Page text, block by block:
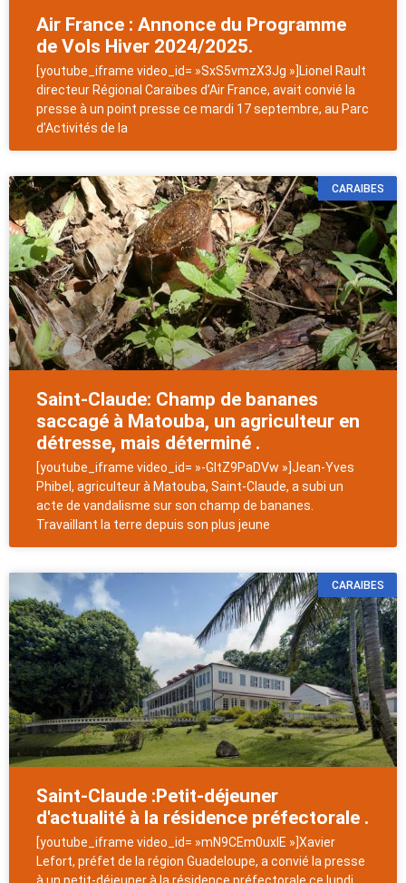
Air France : Annonce du Programme
de Vols Hiver 2024/2025.
[youtube_iframe video_id= »SxS5vmzX3Jg »]Lionel Rault
directeur Régional Caraïbes d’Air France, avait convié la
presse à un point presse ce mardi 17 septembre, au Parc
d’Activités de la
CARAIBES
Saint-Claude: Champ de bananes
saccagé à Matouba, un agriculteur en
détresse, mais déterminé .
[youtube_iframe video_id= »-GItZ9PaDVw »]Jean-Yves
Phibel, agriculteur à Matouba, Saint-Claude, a subi un
acte de vandalisme sur son champ de bananes.
Travaillant la terre depuis son plus jeune
CARAIBES
Saint-Claude :Petit-déjeuner
d'actualité à la résidence préfectorale .
[youtube_iframe video_id= »mN9CEm0uxlE »]Xavier
Lefort, préfet de la région Guadeloupe, a convié la presse